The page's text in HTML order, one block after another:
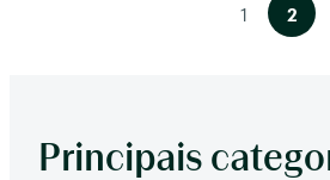
1 2
Principais